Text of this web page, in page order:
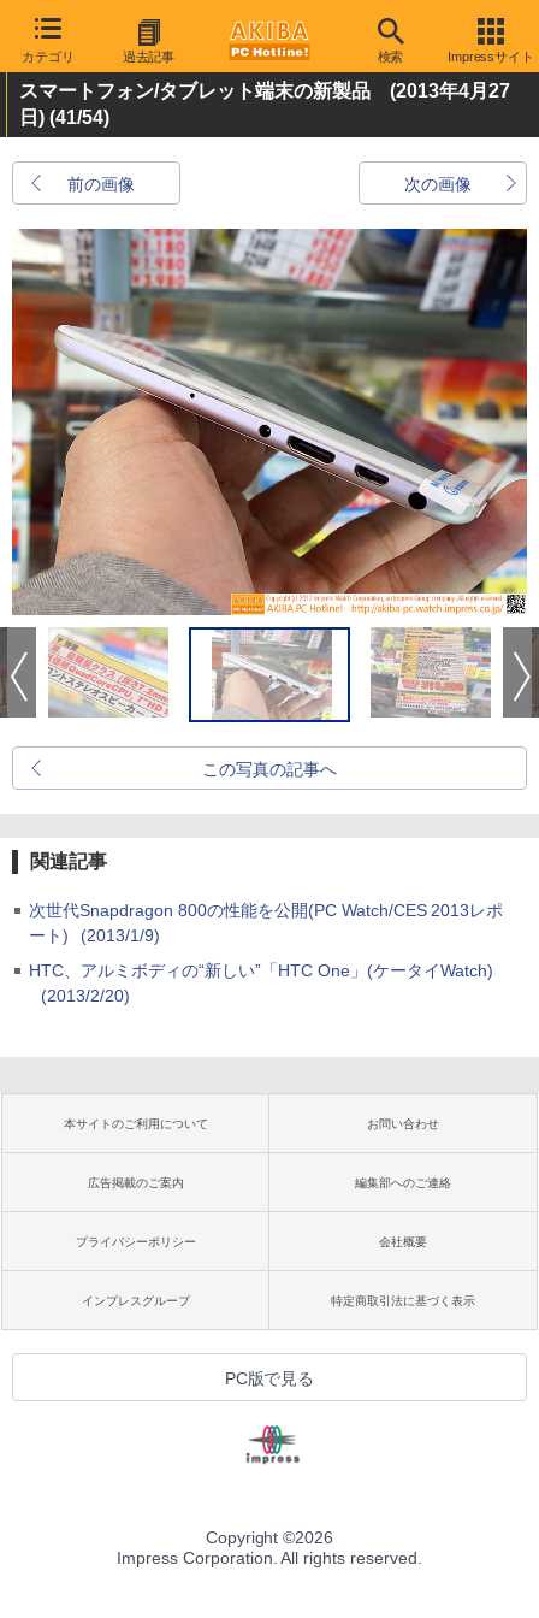
カテゴリ 過去記事 検索 Impressサイト
スマートフォン/タブレット端末の新製品 (2013年4月27
日) (41/54)
前の画像 次の画像
この写真の記事へ
関連記事
次世代Snapdragon 800の性能を公開(PC Watch/CES 2013レポ
ート)
(2013/1/9)
HTC、アルミボディの“新しい”「HTC One」(ケータイWatch)
(2013/2/20)
本サイトのご利用について お問い合わせ
広告掲載のご案内 編集部へのご連絡
プライバシーポリシー 会社概要
インプレスグループ 特定商取引法に基づく表示
PC版で見る
Copyright ©2026
Impress Corporation. All rights reserved.